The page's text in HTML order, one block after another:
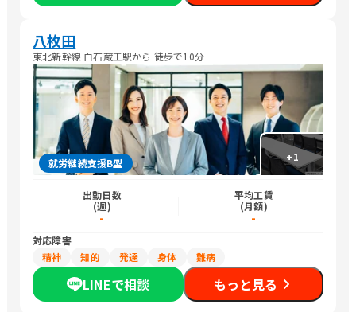
八枚田
東北新幹線 白石蔵王駅から 徒歩で10分
+1
就労継続支援B型
出勤日数
(週)
-
平均工賃
(月額)
-
対応障害
精神
知的 発達 身体 難病
LINEで相談 もっと見る